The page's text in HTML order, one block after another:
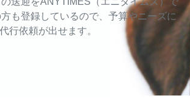
も登録しているので、予算やニーズに
行依頼が出せます。